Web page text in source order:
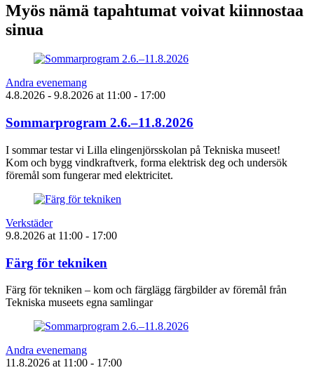
Myös nämä tapahtumat voivat kiinnostaa
sinua
Andra evenemang
4.8.2026 - 9.8.2026 at 11:00 - 17:00
Sommarprogram 2.6.–11.8.2026
I sommar testar vi Lilla elingenjörsskolan på Tekniska museet!
Kom och bygg vindkraftverk, forma elektrisk deg och undersök
föremål som fungerar med elektricitet.
Verkstäder
9.8.2026 at 11:00 - 17:00
Färg för tekniken
Färg för tekniken – kom och färglägg färgbilder av föremål från
Tekniska museets egna samlingar
Andra evenemang
11.8.2026 at 11:00 - 17:00